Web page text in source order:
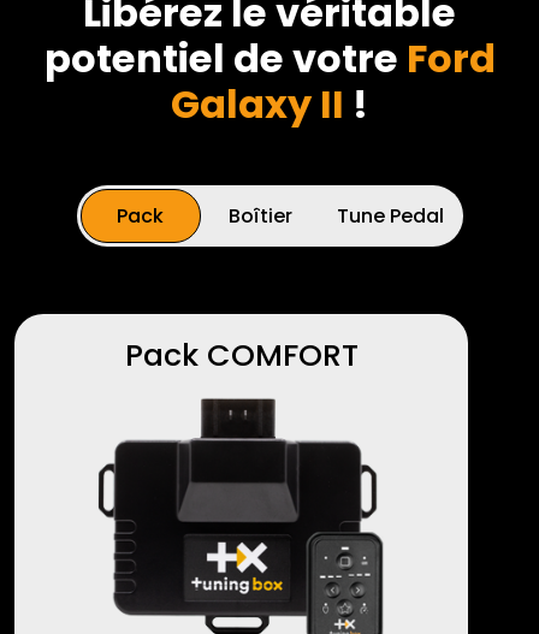
Libérez le véritable
potentiel de votre Ford
Galaxy II !
Pack Boîtier Tune Pedal
Pack COMFORT